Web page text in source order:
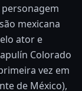
mexicana
ator e
Colorado
vez em
de México),